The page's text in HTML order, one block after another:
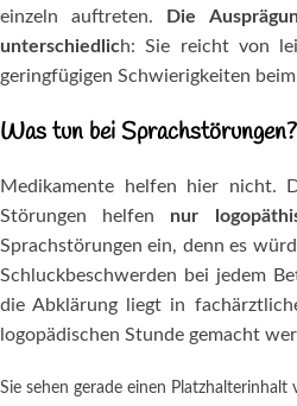
einzeln auftreten.
Die
unterschiedlich: Sie reicht von
geringfügigen Schwierigkeiten
Was tun bei Sprachstörungen?
Medikamente helfen hier nicht.
Störungen helfen nur
Sprachstörungen ein, denn es
Schluckbeschwerden bei jedem
die Abklärung liegt in
logopädischen Stunde gemacht
Sie sehen gerade einen Platzhalterinhalt